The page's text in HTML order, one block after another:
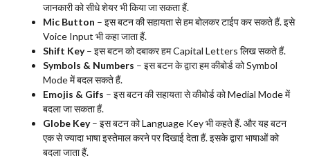
जानकारी को सीधे शेयर भी किया जा सकता हैं.
Mic Button – इस बटन की सहायता से हम बोलकर टाईप कर सकते हैं. इसे
Voice Input भी कहा जाता हैं.
Shift Key– इस बटन को दबाकर हम Capital Letters लिख सकते हैं.
Symbols & Numbers – इस बटन के द्वारा हम कीबोर्ड को Symbol
Mode में बदल सकते हैं.
Emojis & Gifs – इस बटन की सहायता से कीबोर्ड को Medial Mode में
बदला जा सकता हैं.
Globe Key– इस बटन को Language Key भी कहते हैं. और यह बटन
एक से ज्यादा भाषा इस्तेमाल करने पर दिखाई देता हैं. इसके द्वारा भाषाओं को
बदला जाता हैं.